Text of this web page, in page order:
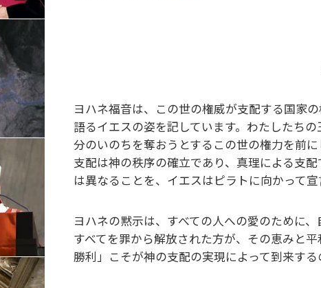
ヨハネ福音は、この世の権威が支配する国家
語るイエスの姿を記しています。わたしたち
分のいのちを奪おうとするこの世の権力を前
支配は神の秩序の確立であり、真理による支
は異なることを、イエスはピラトに向かって宣
ヨハネの黙示は、すべての人への愛のために
すべてを罪から解放された方が、その恵みと
勝利」こそが神の支配の実現によって到来す